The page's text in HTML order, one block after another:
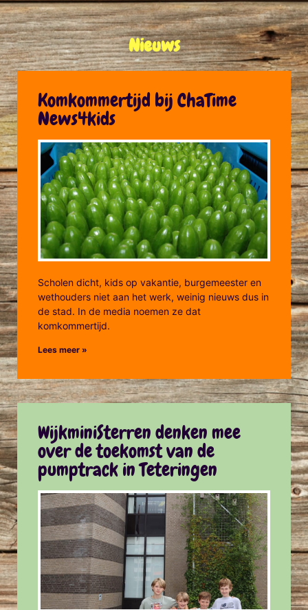
Nieuws
Komkommertijd bij ChaTime
News4kids
Scholen dicht, kids op vakantie, burgemeester en
wethouders niet aan het werk, weinig nieuws dus in
de stad. In de media noemen ze dat
komkommertijd.
Lees meer »
WijkminiSterren denken mee
over de toekomst van de
pumptrack in Teteringen